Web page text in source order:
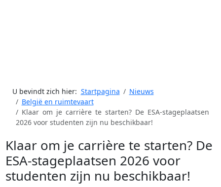
U bevindt zich hier: Startpagina
Nieuws
België en ruimtevaart
Klaar om je carrière te starten? De ESA-stageplaatsen
2026 voor studenten zijn nu beschikbaar!
Klaar om je carrière te starten? De
ESA-stageplaatsen 2026 voor
studenten zijn nu beschikbaar!